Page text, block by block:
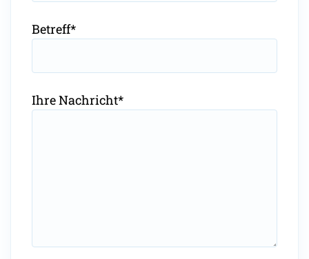
Pflichtfeld
Betreff*
Pflichtfeld
Ihre Nachricht*